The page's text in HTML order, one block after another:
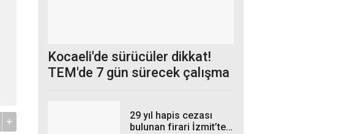
+
Kocaeli'de sürücüler dikkat!
TEM'de 7 gün sürecek çalışma
29 yıl hapis cezası
bulunan firari İzmit’te